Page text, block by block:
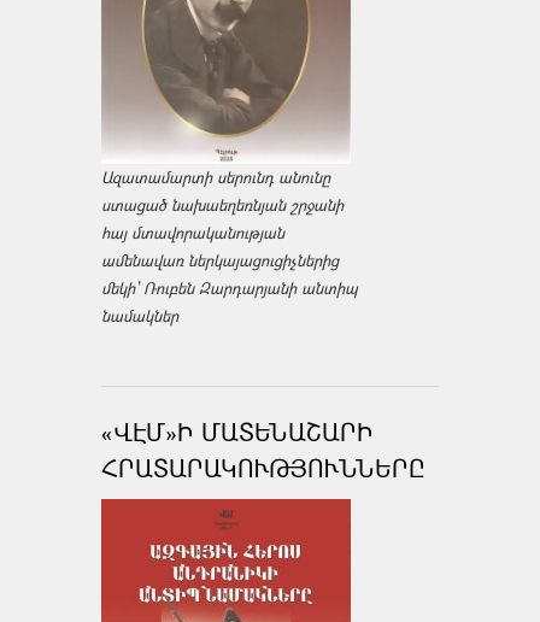
Ազատամարտի սերունդ անունը
ստացած նախաեղեռնյան շրջանի
հայ մտավորականության
ամենավառ ներկայացուցիչներից
մեկի՝ Ռուբեն Զարդարյանի անտիպ
նամակներ
«ՎԷՄ»Ի ՄԱՏԵՆԱՇԱՐԻ
ՀՐԱՏԱՐԱԿՈՒԹՅՈՒՆՆԵՐԸ